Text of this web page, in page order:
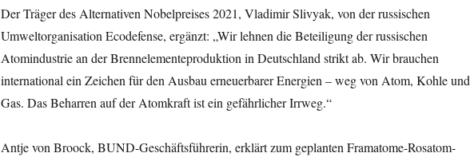
Der Träger des Alternativen Nobelpreises 2021, Vladimir Slivyak, von der russischen
Umweltorganisation Ecodefense, ergänzt: „Wir lehnen die Beteiligung der russischen
Atomindustrie an der Brennelementeproduktion in Deutschland strikt ab. Wir brauchen
international ein Zeichen für den Ausbau erneuerbarer Energien – weg von Atom, Kohle und
Gas. Das Beharren auf der Atomkraft ist ein gefährlicher Irrweg.“
Antje von Broock, BUND-Geschäftsführerin, erklärt zum geplanten Framatome-Rosatom-